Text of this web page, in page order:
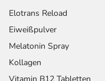
Elotrans Reload
Eiweißpulver
Melatonin Spray
Kollagen